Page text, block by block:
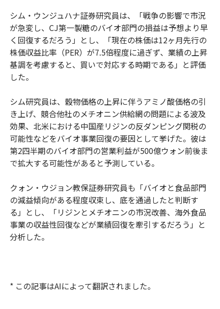
シム・ウンジュハナ証券研究員は、「戦争の影響で市況
が急変し、CJ第一製糖のバイオ部門の損益は予想より早
く回復するだろう」とし、「現在の株価は12ヶ月先行の
株価収益比率（PER）が7.5倍程度に過ぎず、業績の上昇
基調を考慮すると、買いで対応する時期である」と評価
した。
シム研究員は、穀物価格の上昇に伴うアミノ酸価格の引
き上げ、競合他社のメチオニン供給網の問題による波及
効果、北米における中国産リジンの反ダンピング関税の
可能性などをバイオ事業回復の要因として挙げた。彼は
第2四半期のバイオ部門の営業利益が500億ウォン前後ま
で拡大する可能性があると予測している。
クォン・ウジョン教保証券研究員も「バイオと食品部門
の減益傾向がある程度収束し、底を通過したと判断す
る」とし、「リジンとメチオニンの市況改善、海外食品
事業の収益性回復などが業績回復を牽引するだろう」と
分析した。
* この記事はAIによって翻訳されました。